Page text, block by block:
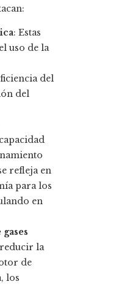
: Estas
uso de la
del
del
refleja en
para los
en
la
de
los